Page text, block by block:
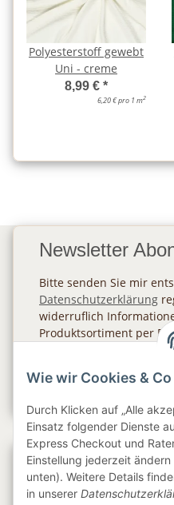
Polyesterstoff gewebt
Uni - creme
8,99 € *
6,20 € pro 1 m2
Newsletter
Bitte senden Sie mir
Datenschutzerklärung
widerruflich
Produktsortiment per E-
Gesetzliche
Wie wir Cookies &
Durch Klicken auf „Alle
Einsatz folgender Dienste
Express Checkout und
Einstellung jederzeit
unten). Weitere Details
in unserer